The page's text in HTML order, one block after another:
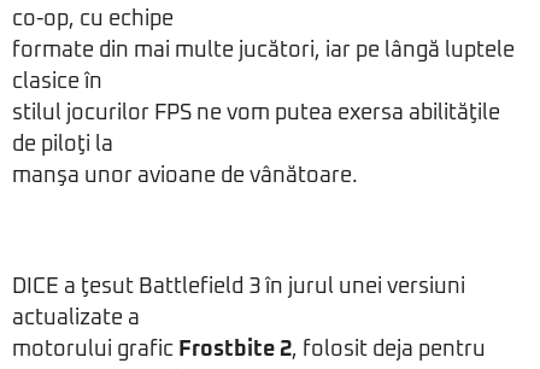
co-op, cu echipe
formate din mai multe jucători, iar pe lângă luptele
clasice în
stilul jocurilor FPS ne vom putea exersa abilităţile
de piloţi la
manşa unor avioane de vânătoare.
DICE a ţesut Battlefield 3 în jurul unei versiuni
actualizate a
motorului grafic Frostbite 2, folosit deja pentru